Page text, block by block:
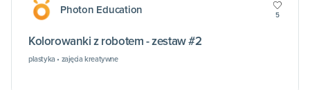
Photon Education 5
Kolorowanki z robotem - zestaw #2
plastyka • zajęcia kreatywne